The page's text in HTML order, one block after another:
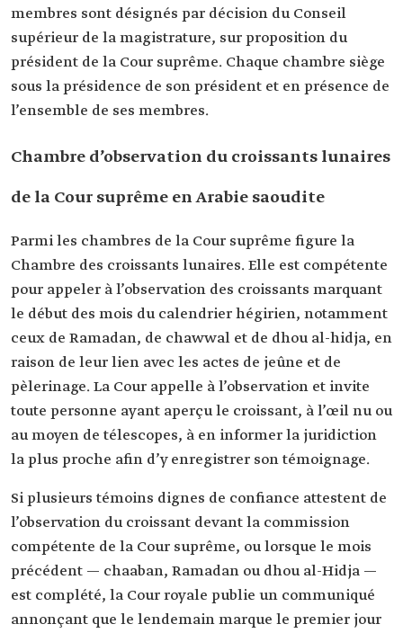
membres sont désignés par décision du Conseil
supérieur de la magistrature, sur proposition du
président de la Cour suprême. Chaque chambre siège
sous la présidence de son président et en présence de
l’ensemble de ses membres.
Chambre d’observation du croissants lunaires
de la Cour suprême en Arabie saoudite
Parmi les chambres de la Cour suprême figure la
Chambre des croissants lunaires. Elle est compétente
pour appeler à l’observation des croissants marquant
le début des mois du calendrier hégirien, notamment
ceux de Ramadan, de chawwal et de dhou al-hidja, en
raison de leur lien avec les actes de jeûne et de
pèlerinage. La Cour appelle à l’observation et invite
toute personne ayant aperçu le croissant, à l’œil nu ou
au moyen de télescopes, à en informer la juridiction
la plus proche afin d’y enregistrer son témoignage.
Si plusieurs témoins dignes de confiance attestent de
l’observation du croissant devant la commission
compétente de la Cour suprême, ou lorsque le mois
précédent — chaaban, Ramadan ou dhou al-Hidja —
est complété, la Cour royale publie un communiqué
annonçant que le lendemain marque le premier jour